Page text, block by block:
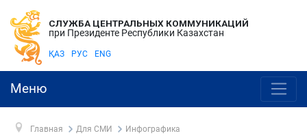
СЛУЖБА ЦЕНТРАЛЬНЫХ КОММУНИКАЦИЙ
при Президенте Республики Казахстан
ҚАЗ РУС ENG
Меню
Главная Для СМИ Инфографика